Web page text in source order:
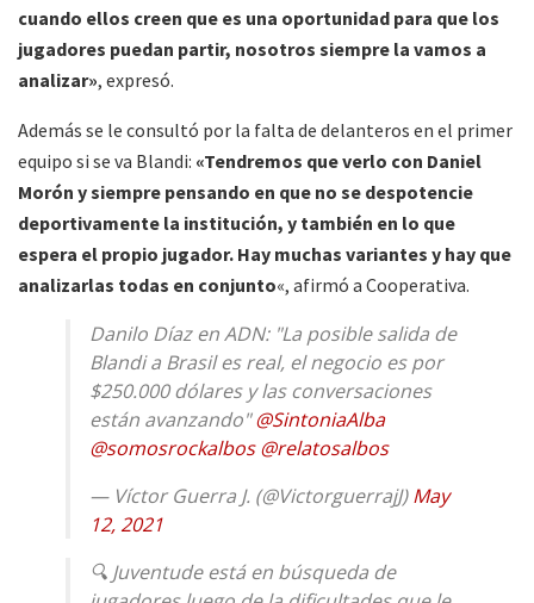
cuando ellos creen que es una oportunidad para que los
jugadores puedan partir, nosotros siempre la vamos a
analizar», expresó.
Además se le consultó por la falta de delanteros en el primer
equipo si se va Blandi: «Tendremos que verlo con Daniel
Morón y siempre pensando en que no se despotencie
deportivamente la institución, y también en lo que
espera el propio jugador. Hay muchas variantes y hay que
analizarlas todas en conjunto«, afirmó a Cooperativa.
Danilo Díaz en ADN: "La posible salida de
Blandi a Brasil es real, el negocio es por
$250.000 dólares y las conversaciones
están avanzando"@SintoniaAlba
@somosrockalbos @relatosalbos
— Víctor Guerra J. (@VictorguerrajJ)May
12, 2021
🔍 Juventude está en búsqueda de